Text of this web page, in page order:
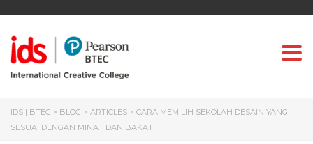
IDS | BTEC > BLOG > ARTICLES > CARA MEMILIH SEKOLAH DESAIN YANG
SESUAI DENGAN MINAT DAN BAKAT